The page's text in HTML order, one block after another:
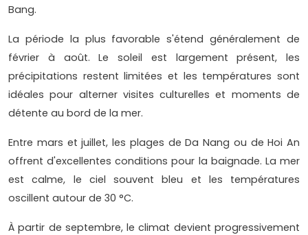
Bang.
La période la plus favorable s'étend généralement de
février à août. Le soleil est largement présent, les
précipitations restent limitées et les températures sont
idéales pour alterner visites culturelles et moments de
détente au bord de la mer.
Entre mars et juillet, les plages de Da Nang ou de Hoi An
offrent d'excellentes conditions pour la baignade. La mer
est calme, le ciel souvent bleu et les températures
oscillent autour de 30 °C.
À partir de septembre, le climat devient progressivement